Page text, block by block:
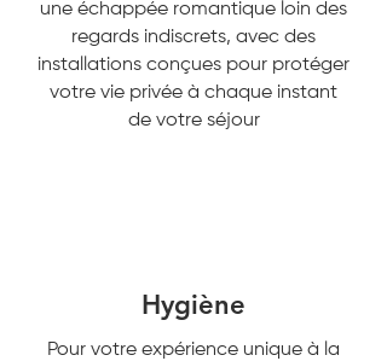
une échappée romantique loin des
regards indiscrets, avec des
installations conçues pour protéger
votre vie privée à chaque instant
de votre séjour
Hygiène
Pour votre expérience unique à la